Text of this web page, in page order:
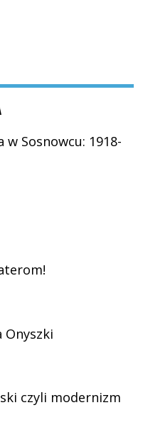
Sosnowcu: 1918-
Onyszki
czyli modernizm